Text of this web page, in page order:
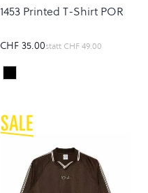
1453 Printed T-Shirt POR
CHF 35.00statt CHF 49.00
Colour
Black